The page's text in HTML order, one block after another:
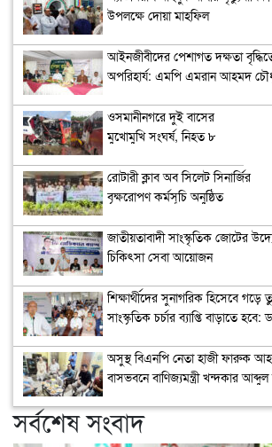
উপলক্ষে দোয়া মাহফিল
‎আইনজীবীদের পেশাগত দক্ষতা
অপরিহার্য: এমপি এমরান আহমদ
ওসমানীনগরে দুই বাসের
মুখোমুখি সংঘর্ষ, নিহত ৮
রোটারী ক্লাব অব সিলেট সিনার্জির
বৃক্ষরোপণ কর্মসূচি অনুষ্ঠিত
জাতীয়তাবাদী সাংস্কৃতিক জোটের
চিকিৎসা সেবা আয়োজন
শিক্ষার্থীদের সুনাগরিক হিসেবে
সাংস্কৃতিক চর্চার ব্যাপ্তি বাড়াতে
অসুস্থ বিএনপি নেতা হাজী ফারুক
বাসভবনে বাণিজ্যমন্ত্রী খন্দকার আব্দুল
সর্বশেষ সংবাদ